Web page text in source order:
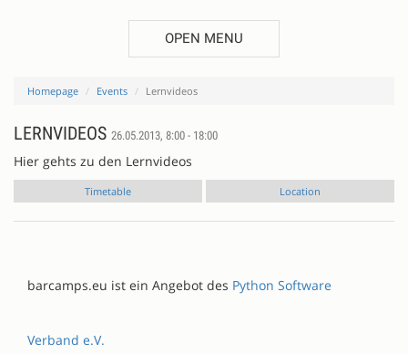
OPEN MENU
Homepage Events Lernvideos
LERNVIDEOS 26.05.2013, 8:00 - 18:00
Hier gehts zu den Lernvideos
Timetable Location
barcamps.eu ist ein Angebot des Python Software
Verband e.V.